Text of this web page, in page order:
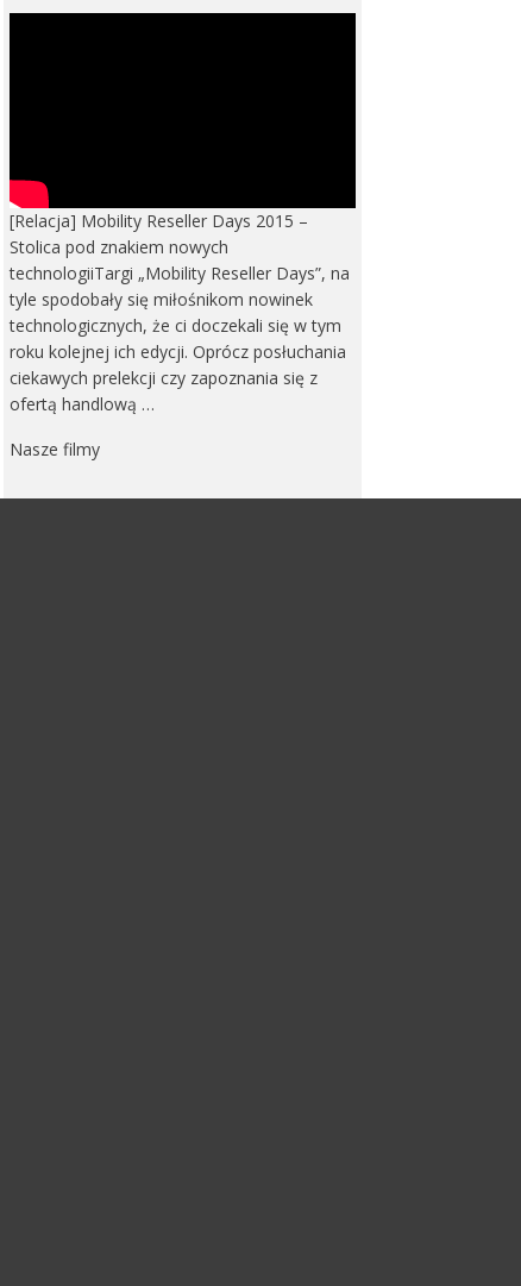
[Relacja] Mobility Reseller Days 2015 –
Stolica pod znakiem nowych
technologiiTargi „Mobility Reseller Days”, na
tyle spodobały się miłośnikom nowinek
technologicznych, że ci doczekali się w tym
roku kolejnej ich edycji. Oprócz posłuchania
ciekawych prelekcji czy zapoznania się z
ofertą handlową …
Nasze filmy